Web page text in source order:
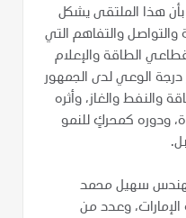
هذا الملتقى يشكل
والتفاهم التي
الطاقة والإعلام
الوعي لدى الجمهور
والنفط والغاز، وأثره
ودوره كمحركٍ للنمو
سهيل محمد
وعدد من